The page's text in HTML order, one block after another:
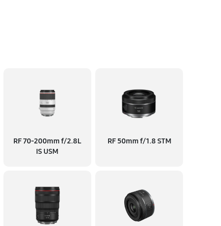
RF 70‑200mm f/2.8L
IS USM
RF 50mm f/1.8 STM